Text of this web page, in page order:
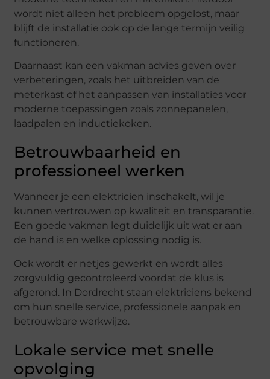
wordt niet alleen het probleem opgelost, maar
blijft de installatie ook op de lange termijn veilig
functioneren.
Daarnaast kan een vakman advies geven over
verbeteringen, zoals het uitbreiden van de
meterkast of het aanpassen van installaties voor
moderne toepassingen zoals zonnepanelen,
laadpalen en inductiekoken.
Betrouwbaarheid en
professioneel werken
Wanneer je een elektricien inschakelt, wil je
kunnen vertrouwen op kwaliteit en transparantie.
Een goede vakman legt duidelijk uit wat er aan
de hand is en welke oplossing nodig is.
Ook wordt er netjes gewerkt en wordt alles
zorgvuldig gecontroleerd voordat de klus is
afgerond. In Dordrecht staan elektriciens bekend
om hun snelle service, professionele aanpak en
betrouwbare werkwijze.
Lokale service met snelle
opvolging